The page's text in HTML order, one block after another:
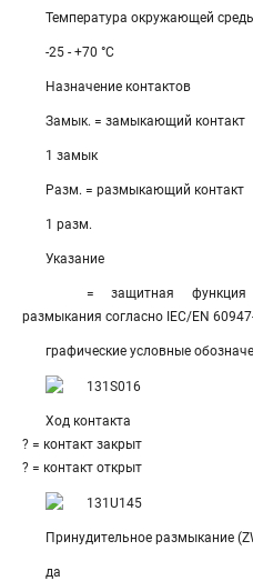
Температура окружающей
-25 - +70 °C
Назначение контактов
Замык. = замыкающий контакт
1 замык
Разм. = размыкающий контакт
1 разм.
Указание
= защитная функция
размыкания согласно IEC/EN
графические условные
Ход контакта
? = контакт закрыт
? = контакт открыт
Принудительное размыкание
да